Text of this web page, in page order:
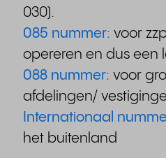
030).
085 nummer: voor
opereren en dus een
088 nummer: voor
afdelingen/
Internationaal
het buitenland